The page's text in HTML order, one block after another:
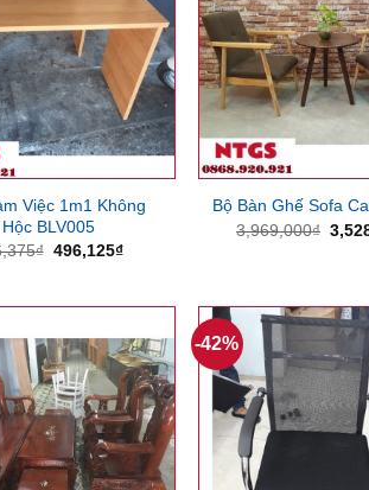
Việc 1m1 Không
Hộc BLV005
₫ Giá
496,125₫Giá
Bộ Bàn Ghế Sofa
3,969,000₫ Giá
-42%